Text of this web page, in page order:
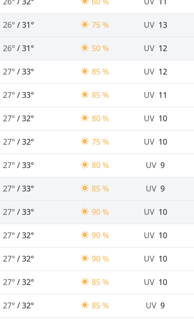
26° /31° 75 % UV 13
26° /31° 50 % UV 12
27° /33° 85 % UV 12
27° /33° 85 % UV 11
27° /32° 80 % UV 10
27° /32° 75 % UV 10
27° /33° 80 % UV 9
27° /33° 85 % UV 9
27° /33° 90 % UV 10
27° /32° 90 % UV 10
27° /32° 90 % UV 10
27° /32° 85 % UV 10
27° /32° 85 % UV 9